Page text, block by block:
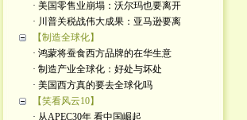
· 美国零售业崩塌：沃尔玛也要离开
· 川普关税战伟大成果：亚马逊要离
【制造全球化】
· 鸿蒙将蚕食西方品牌的在华生意
· 制造产业全球化：好处与坏处
· 美国西方真的要去全球化吗
【笑看风云10】
· 从APEC30年 看中国崛起